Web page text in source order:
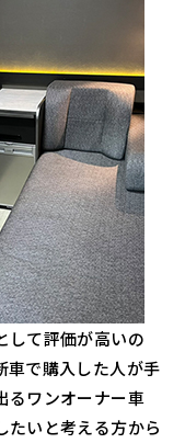
して評価が高いの
車で購入した人が手
るワンオーナー車
たいと考える方から